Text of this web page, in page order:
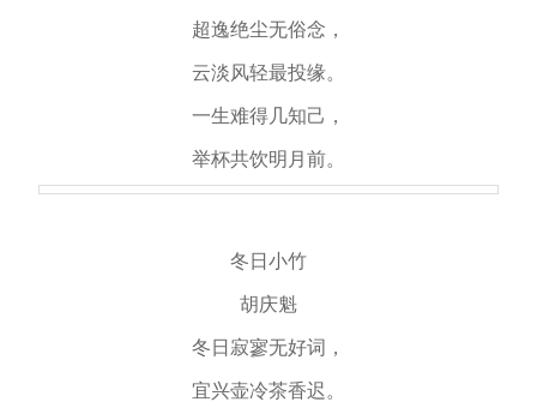
超逸绝尘无俗念，
云淡风轻最投缘。
一生难得几知己，
举杯共饮明月前。
冬日小竹
胡庆魁
冬日寂寥无好词，
宜兴壶冷茶香迟。